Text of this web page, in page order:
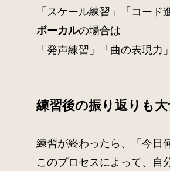
「スケール練習」「コー
ボーカルの場合は
「発声練習」「曲の表現力
練習後の振り返りも
練習が終わったら、「今日
このプロセスによって、自